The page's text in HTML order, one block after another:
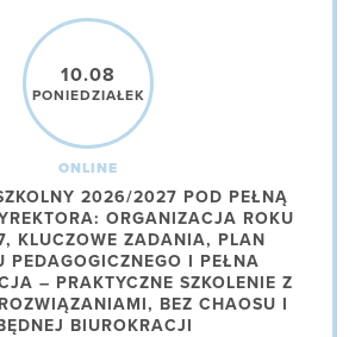
10.08
PONIEDZIAŁEK
ONLINE
2026/2027 POD PEŁNĄ
ORGANIZACJA ROKU
KLUCZOWE ZADANIA, PLAN
PEDAGOGICZNEGO I PEŁNA
– PRAKTYCZNE SZKOLENIE Z
BEZ CHAOSU I
BIUROKRACJI